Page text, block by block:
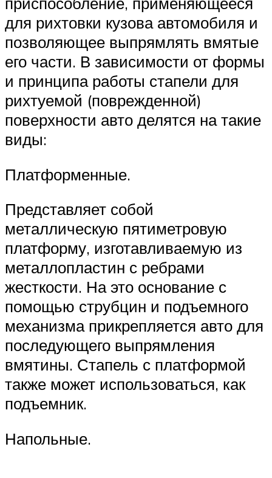
для рихтовки кузова автомобиля и
позволяющее выпрямлять вмятые
его части. В зависимости от формы
и принципа работы стапели для
рихтуемой (поврежденной)
поверхности авто делятся на такие
виды:
Платформенные.
Представляет собой
металлическую пятиметровую
платформу, изготавливаемую из
металлопластин с ребрами
жесткости. На это основание с
помощью струбцин и подъемного
механизма прикрепляется авто для
последующего выпрямления
вмятины. Стапель с платформой
также может использоваться, как
подъемник.
Напольные.